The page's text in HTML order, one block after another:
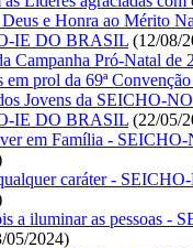
e Honra ao Mérito
IE DO BRASIL (12/08/
Campanha Pró-Natal de
em prol da 69ª
Jovens da SEICHO-
IE DO BRASIL (22/05/
em Família -
caráter -
a iluminar as pessoas -
05/2024)